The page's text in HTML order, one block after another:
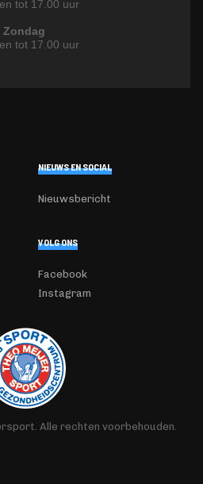
tot 17.00 uur
Zondag
tot 17.00 uur
NIEUWS EN SOCIAL
Nieuwsbericht
VOLG ONS
Facebook
Instagram
Alle rechten voorbehouden.